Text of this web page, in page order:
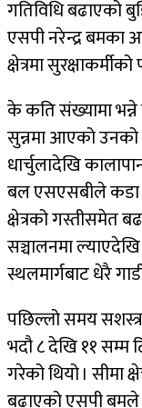
गतिविधि बढाएको
एसपी नरेन्द्र
क्षेत्रमा
के कति संख्यामा भन्ने
सुन्नमा आएको उनको
धार्चुलादेखि
बल एसएसबीले कडा
क्षेत्रको गस्तीसमेत
सञ्चालनमा
स्थलमार्गबाट धेरै
पछिल्लो समय
भदौ ८ देखि ११ सम्म
गरेको थियो । सीमा